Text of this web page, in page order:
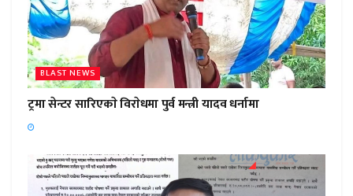
BLAST NEWS
ट्रमा सेन्टर सारिएकाे विराेधमा पुर्व मन्त्री यादव धर्नामा